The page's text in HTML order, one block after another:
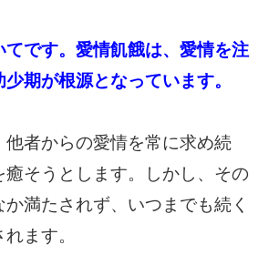
てです。愛情飢餓は、愛情を注
期が根源となっています。
他者からの愛情を常に求め続
癒そうとします。しかし、その
満たされず、いつまでも続く
ます。